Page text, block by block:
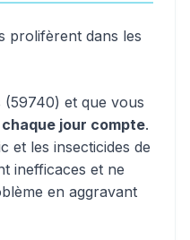
prolifèrent dans les
(59740) et que vous
chaque jour compte.
et les insecticides de
inefficaces et ne
en aggravant